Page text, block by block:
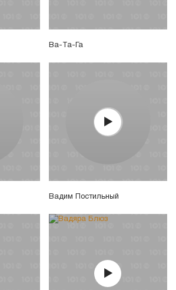
Ва-Та-Га
Вадим Постильный